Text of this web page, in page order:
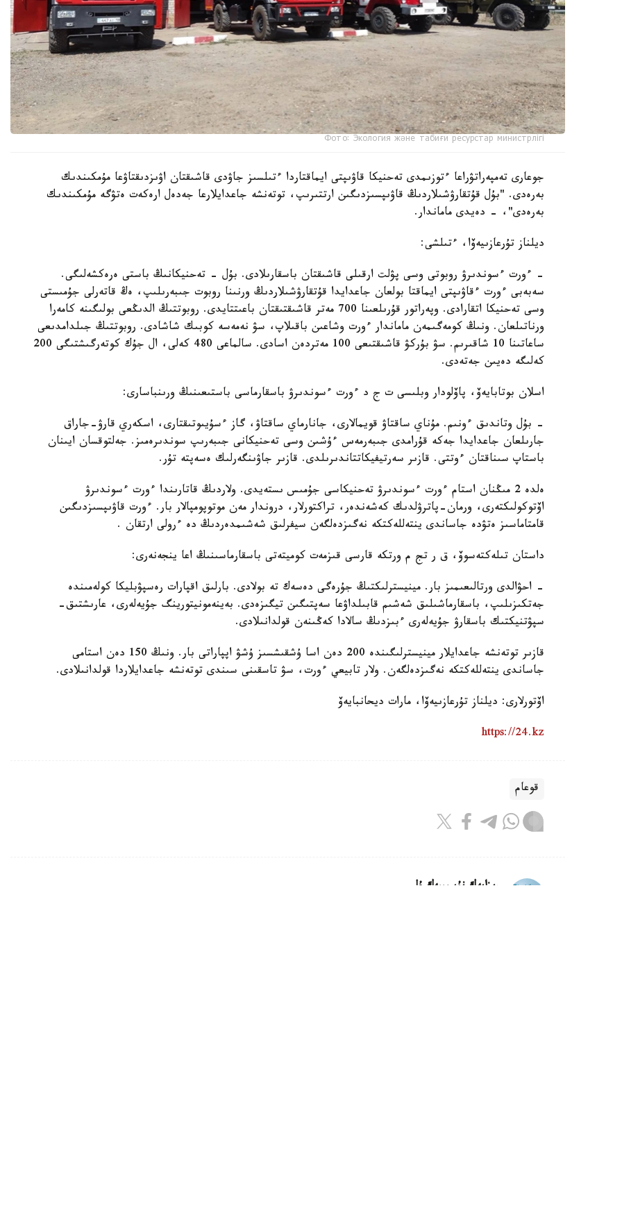
Фото: Экология және табиғи ресурстар министрлігі
جوعارى تەمپەراتۋراعا ءتوزىمدى تەحنيكا قاۋىپتى ايماقتاردا ءتىلسىز جاۋدى قاشىقتان اۋىزدىقتاۋعا مۇمكىندىك
بەرەدى. "بۇل قۇتقارۋشىلاردىڭ قاۋىپسىزدىگىن ارتتىرىپ، توتەنشە جاعدايلارعا جەدەل ارەكەت ەتۋگە مۇمكىندىك
بەرەدى"، - دەيدى ماماندار.
ديلناز تۇرعازىيەۆا، ءتىلشى:
- ءورت ءسوندىرۋ روبوتى وسى پۋلت ارقىلى قاشىقتان باسقارىلادى. بۇل - تەحنيكانىڭ باستى ەرەكشەلىگى.
سەبەبى ءورت ءقاۋىپتى ايماقتا بولعان جاعدايدا قۇتقارۋشىلاردىڭ ورنىنا روبوت جىبەرىلىپ، ەڭ قاتەرلى جۇمىستى
وسى تەحنيكا اتقارادى. وپەراتور قۇرىلعىنا 700 مەتر قاشىقتىقتان باعىتتايدى. روبوتتىڭ الدىڭعى بولىگىنە كامەرا
ورناتىلعان. ونىڭ كومەگىمەن ماماندار ءورت وشاعىن باقىلاپ، سۋ نەمەسە كوبىك شاشادى. روبوتتىڭ جىلدامدىعى
ساعاتىنا 10 شاقىرىم. سۋ بۇركۋ قاشىقتىعى 100 مەتردەن اسادى. سالماعى 480 كەلى، ال جۇك كوتەرگىشتىگى 200
كەلىگە دەيىن جەتەدى.
اسلان بوتابايەۆ، پاۆلودار وبلىسى ت ج د ءورت ءسوندىرۋ باسقارماسى باستىعىنىڭ ورىنباسارى:
- بۇل وتاندىق ءونىم. مۇناي ساقتاۋ قويمالارى، جانارماي ساقتاۋ، گاز ءسۇيىوتىقتارى، اسكەري قارۋ-جاراق
جارىلعان جاعدايدا جەكە قۇرامدى جىبەرمەس ءۇشىن وسى تەحنيكانى جىبەرىپ سوندىرەمىز. جەلتوقسان ايىنان
باستاپ سىناقتان ءوتتى. قازىر سەرتيفيكاتتاندىرىلدى. قازىر جاۋىنگەرلىك ەسەپتە تۇر.
ەلدە 2 مىڭنان استام ءورت ءسوندىرۋ تەحنيكاسى جۇمىس ىستەيدى. ولاردىڭ قاتارىندا ءورت ءسوندىرۋ
اۆتوكولىكتەرى، ورمان-پاترۋلدىك كەشەندەر، تراكتورلار، دروندار مەن موتوپومپالار بار. ءورت قاۋىپسىزدىگىن
قامتاماسىز ەتۋدە جاساندى ينتەللەكتكە نەگىزدەلگەن سيفرلىق شەشىمدەردىڭ دە ءرولى ارتقان .
داستان تىلەكتەسوۆ، ق ر تج م ورتكە قارسى قىزمەت كوميتەتى باسقارماسىنىڭ اعا ينجەنەرى:
- احۋالدى ورتالىعىمىز بار. مينيسترلىكتىڭ جۇرەگى دەسەك تە بولادى. بارلىق اقپارات رەسپۋبليكا كولەمىندە
جەتكىزىلىپ، باسقارماشىلىق شەشىم قابىلداۋعا سەپتىگىن تيگىزەدى. بەينەمونيتورينگ جۇيەلەرى، عارىشتىق-
سپۋتنيكتىك باسقارۋ جۇيەلەرى ءبىزدىڭ سالادا كەڭىنەن قولدانىلادى.
قازىر توتەنشە جاعدايلار مينيسترلىگىندە 200 دەن اسا ۇشقىشسىز ۇشۋ اپپاراتى بار. ونىڭ 150 دەن استامى
جاساندى ينتەللەكتكە نەگىزدەلگەن. ولار تابيعي ءورت، سۋ تاسقىنى سىندى توتەنشە جاعدايلاردا قولدانىلادى.
اۆتورلارى: ديلناز تۇرعازىيەۆا، مارات ديحانبايەۆ
https://24.kz
قوعام
ريزابەك نۇسىپبەك ۇلى